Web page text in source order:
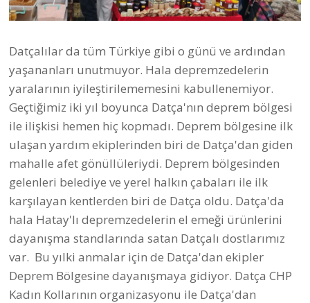
Datçalılar da tüm Türkiye gibi o günü ve ardından
yaşananları unutmuyor. Hala depremzedelerin
yaralarının iyileştirilememesini kabullenemiyor.
Geçtiğimiz iki yıl boyunca Datça'nın deprem bölgesi
ile ilişkisi hemen hiç kopmadı. Deprem bölgesine ilk
ulaşan yardım ekiplerinden biri de Datça'dan giden
mahalle afet gönüllüleriydi. Deprem bölgesinden
gelenleri belediye ve yerel halkın çabaları ile ilk
karşılayan kentlerden biri de Datça oldu. Datça'da
hala Hatay'lı depremzedelerin el emeği ürünlerini
dayanışma standlarında satan Datçalı dostlarımız
var. Bu yılki anmalar için de Datça'dan ekipler
Deprem Bölgesine dayanışmaya gidiyor. Datça CHP
Kadın Kollarının organizasyonu ile Datça'dan